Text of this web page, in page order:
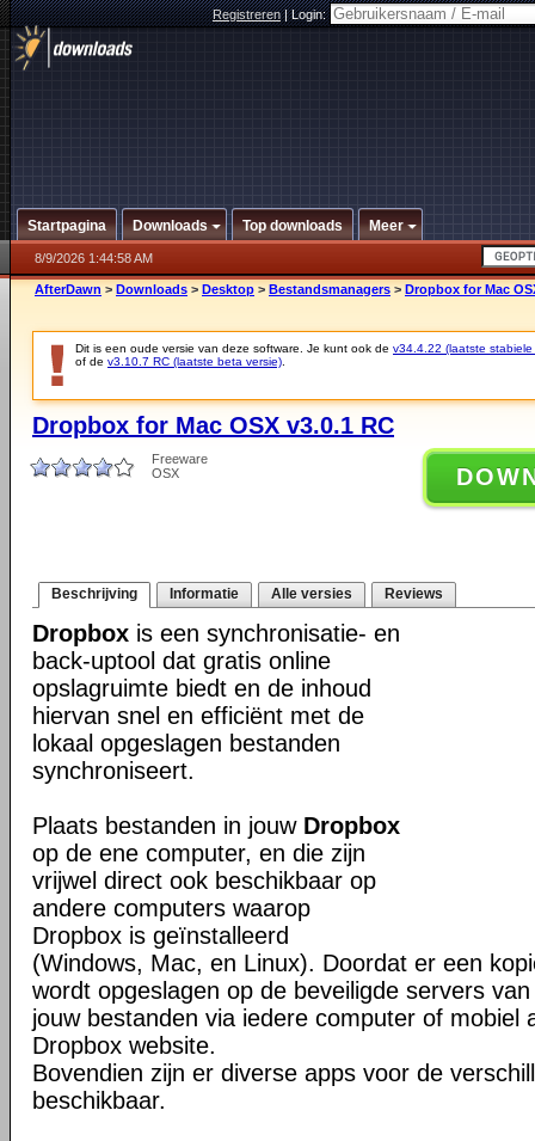
Registreren|Login:
Startpagina Downloads Top downloads Meer
8/9/2026 1:44:58 AM
AfterDawn > Downloads > Desktop > Bestandsmanagers > Dropbox for Mac
Dit is een oude versie van deze software. Je kunt ook de v34.4.22 (laatste stabiele
of de v3.10.7 RC (laatste beta versie)
Dropbox for Mac OSX v3.0.1 RC
Freeware
OSX
Beschrijving Informatie Alle versies Reviews
Dropbox is een synchronisatie- en
back-uptool dat gratis online
opslagruimte biedt en de inhoud
hiervan snel en efficiënt met de
lokaal opgeslagen bestanden
synchroniseert.
Plaats bestanden in jouw Dropbox
op de ene computer, en die zijn
vrijwel direct ook beschikbaar op
andere computers waarop
Dropbox is geïnstalleerd
(Windows, Mac, en Linux). Doordat er een
wordt opgeslagen op de beveiligde servers
jouw bestanden via iedere computer of mobiel
Dropbox website.
Bovendien zijn er diverse apps voor de
beschikbaar.